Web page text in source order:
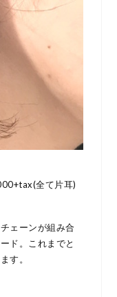
全て片耳)
ェーンが組み合
ド。これまでと
す。